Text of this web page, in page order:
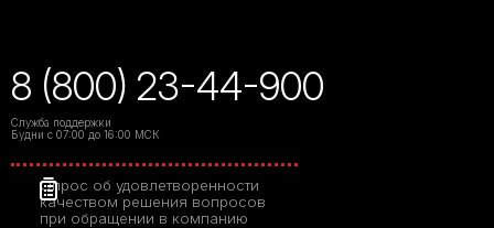
8 (800) 23-44-900
Служба поддержки
Будни с 07:00 до 16:00 МСК
Опрос об удовлетворенности
качеством решения вопросов
при обращении в компанию